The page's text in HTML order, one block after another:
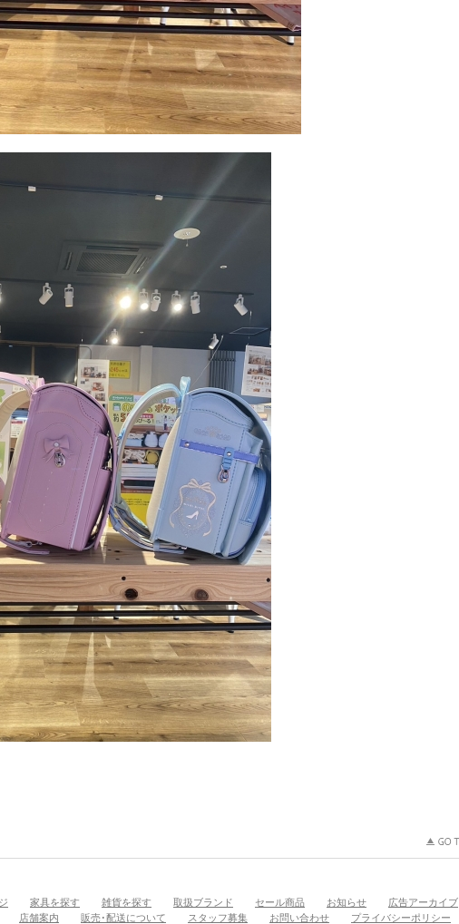
家具を探す 雑貨を探す 取扱ブランド セール商品 お知らせ
広告アーカイブ
店舗案内 販売･配送について スタッフ募集 お問い合わせ プライバシーポリシー